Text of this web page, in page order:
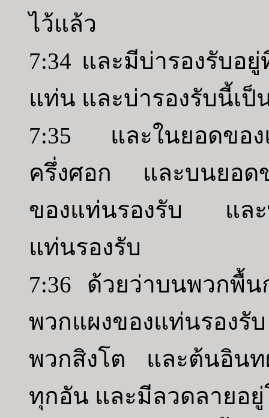
ไว้แล้ว
7:34 และมีบ่ารองรับอ
แท่น และบ่ารองรับนี้เ
7:35 และในยอดของ
ครึ่งศอก และบนยอด
ของแท่นรองรับ และ
แท่นรองรับ
7:36 ด้วยว่าบนพวกพื้
พวกแผงของแท่นรองรั
พวกสิงโต และต้นอิน
ทุกอัน และมีลวดลายอ